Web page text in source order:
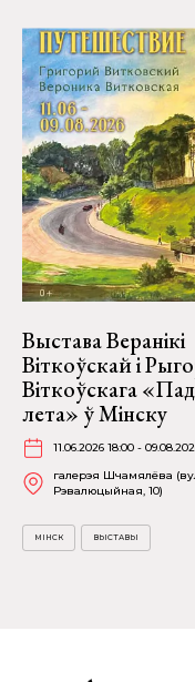
Выстава Веранікі
Віткоўскай і
Віткоўскага
лета» ў Мінску
11.06.2026 18:00 -
галерэя Шчамялёва
Рэвалюцыйная, 10)
МІНСК ВЫСТАВЫ